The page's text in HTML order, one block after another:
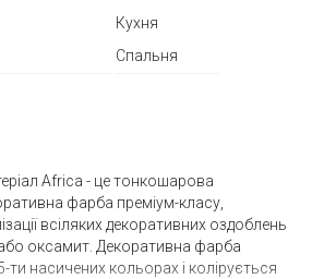
Кухня
Спальня
Afriсa - це тонкошарова
фарба преміум-класу,
всіляких декоративних оздоблень
оксамит. Декоративна фарба
насичених кольорах і колірується